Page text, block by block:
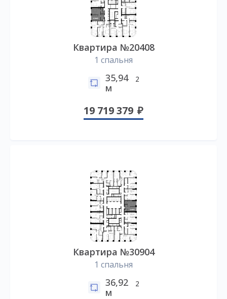
Квартира №20408
1 спальня
35,94
м
2
19 719 379
Квартира №30904
1 спальня
36,92
м
2